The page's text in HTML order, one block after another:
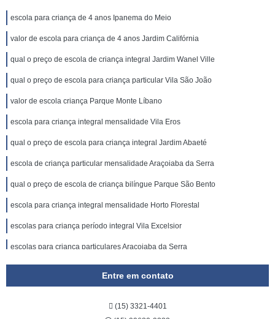
escola para criança de 4 anos Ipanema do Meio
valor de escola para criança de 4 anos Jardim Califórnia
qual o preço de escola de criança integral Jardim Wanel Ville
qual o preço de escola para criança particular Vila São João
valor de escola criança Parque Monte Líbano
escola para criança integral mensalidade Vila Eros
qual o preço de escola para criança integral Jardim Abaeté
escola de criança particular mensalidade Araçoiaba da Serra
qual o preço de escola de criança bilíngue Parque São Bento
escola para criança integral mensalidade Horto Florestal
escolas para criança período integral Vila Excelsior
escolas para criança particulares Araçoiaba da Serra
valor de escola de criança semi integral Jardim Montreal
qual o preço de escola particular para criança Vila Hortência
Entre em contato
(15) 3321-4401